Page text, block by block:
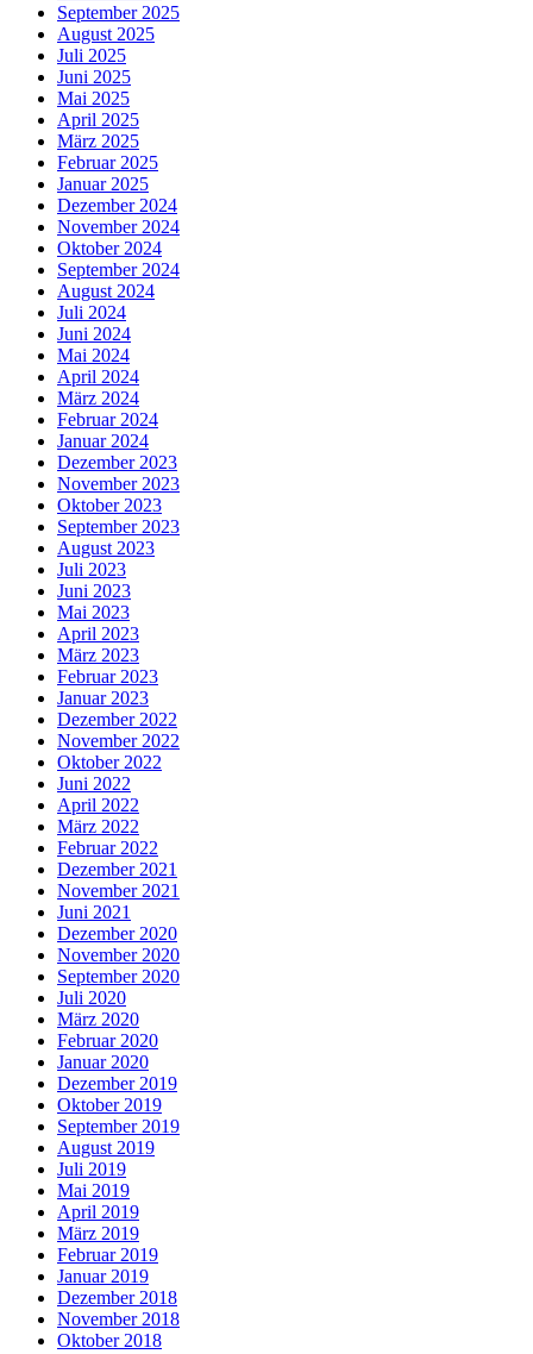
September 2025
August 2025
Juli 2025
Juni 2025
Mai 2025
April 2025
März 2025
Februar 2025
Januar 2025
Dezember 2024
November 2024
Oktober 2024
September 2024
August 2024
Juli 2024
Juni 2024
Mai 2024
April 2024
März 2024
Februar 2024
Januar 2024
Dezember 2023
November 2023
Oktober 2023
September 2023
August 2023
Juli 2023
Juni 2023
Mai 2023
April 2023
März 2023
Februar 2023
Januar 2023
Dezember 2022
November 2022
Oktober 2022
Juni 2022
April 2022
März 2022
Februar 2022
Dezember 2021
November 2021
Juni 2021
Dezember 2020
November 2020
September 2020
Juli 2020
März 2020
Februar 2020
Januar 2020
Dezember 2019
Oktober 2019
September 2019
August 2019
Juli 2019
Mai 2019
April 2019
März 2019
Februar 2019
Januar 2019
Dezember 2018
November 2018
Oktober 2018